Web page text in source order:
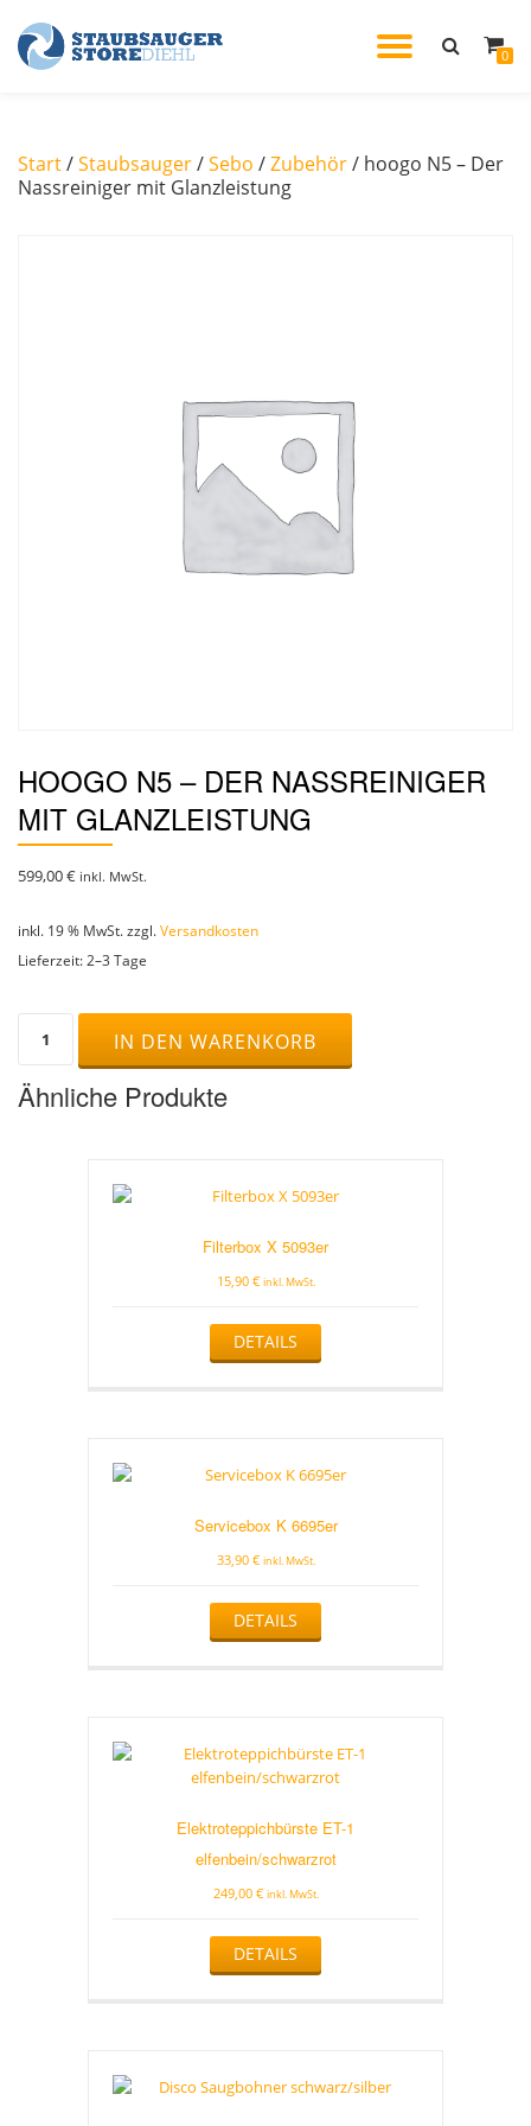
Skip
0
Start/Staubsauger/Sebo /Zubehör/ hoogo N5 – Der
Nassreiniger mit Glanzleistung
HOOGO N5 – DER NASSREINIGER
MIT GLANZLEISTUNG
599,00€ inkl. MwSt.
inkl. 19 % MwSt. zzgl. Versandkosten
Lieferzeit: 2–3 Tage
–
Der
IN DEN WARENKORB
Ähnliche Produkte
Filterbox X 5093er
15,90 € inkl. MwSt.
DETAILS
Servicebox K 6695er
33,90 € inkl. MwSt.
DETAILS
Elektroteppichbürste ET-1
elfenbein/schwarzrot
249,00 € inkl. MwSt.
DETAILS